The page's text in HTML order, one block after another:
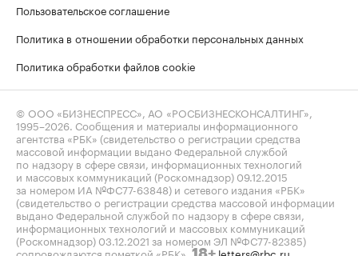
Пользовательское соглашение
Политика в отношении обработки персональных данных
Политика обработки файлов cookie
© ООО «БИЗНЕСПРЕСС», АО «РОСБИЗНЕСКОНСАЛТИНГ»,
1995–2026 . Сообщения и материалы информационного
агентства «РБК» (свидетельство о регистрации средства
массовой информации выдано Федеральной службой
по надзору в сфере связи, информационных технологий
и массовых коммуникаций (Роскомнадзор) 09.12.2015
за номером ИА №ФС77-63848) и сетевого издания «РБК»
(свидетельство о регистрации средства массовой информации
выдано Федеральной службой по надзору в сфере связи,
информационных технологий и массовых коммуникаций
(Роскомнадзор) 03.12.2021 за номером ЭЛ №ФС77-82385)
сопровождаются пометкой «РБК».
letters@rbc.ru